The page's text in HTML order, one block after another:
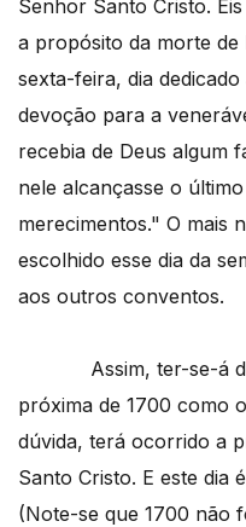
Senhor Santo Cristo.
a propósito da morte de
sexta-feira, dia
devoção para a
recebia de Deus algum
nele alcançasse o
merecimentos." O mais
escolhido esse dia da
aos outros conventos.
Assim, ter-se-á de
próxima de 1700 como
dúvida, terá ocorrido a
Santo Cristo. E este dia
(Note-se que 1700 não